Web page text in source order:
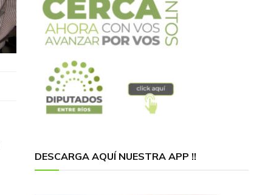
DESCARGA AQUÍ NUESTRA APP !!